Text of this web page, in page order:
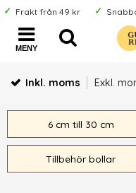
Frakt från 49 kr
MENY
Inkl. moms Exkl.
6 cm till 30 cm
Tillbehör bollar